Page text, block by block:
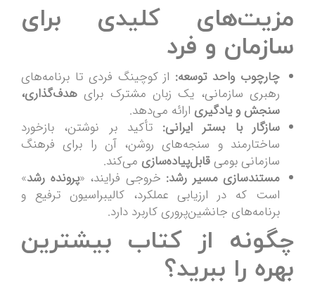
مزیت‌های کلیدی برای
سازمان و فرد
چارچوب واحد توسعه: از کوچینگ فردی تا برنامه‌های
رهبری سازمانی، یک زبان مشترک برای هدف‌گذاری،
سنجش و یادگیری ارائه می‌دهد.
سازگار با بستر ایرانی: تأکید بر نوشتن، بازخورد
ساختارمند و سنجه‌های روشن، آن را برای فرهنگ
سازمانی بومی قابل‌پیاده‌سازی می‌کند.
مستندسازی مسیر رشد: خروجی فرایند، «پرونده رشد»
است که در ارزیابی عملکرد، کالیبراسیون ترفیع و
برنامه‌های جانشین‌پروری کاربرد دارد.
چگونه از کتاب بیشترین
بهره را ببرید؟